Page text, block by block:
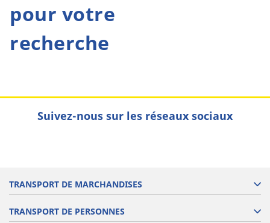
pour votre
recherche
Suivez-nous sur les réseaux sociaux
TRANSPORT DE MARCHANDISES
TRANSPORT DE PERSONNES